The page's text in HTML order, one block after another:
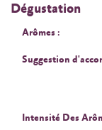
Dégustation
Arômes :
Suggestion
Intensité Des